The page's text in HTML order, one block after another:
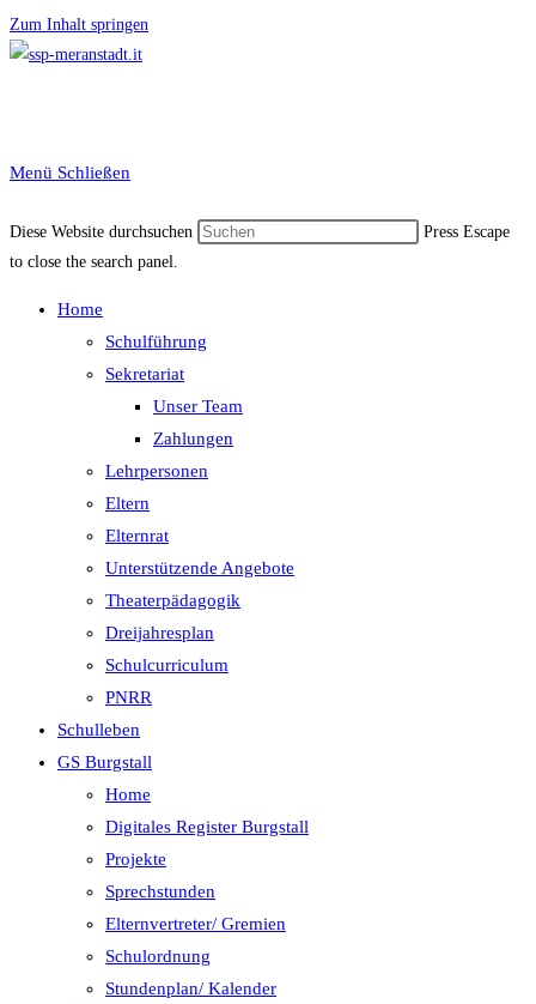
Zum Inhalt springen
Menü Schließen
Diese Website durchsuchen
Press Escape
to close the search panel.
Home
Schulführung
Sekretariat
Unser Team
Zahlungen
Lehrpersonen
Eltern
Elternrat
Unterstützende Angebote
Theaterpädagogik
Dreijahresplan
Schulcurriculum
PNRR
Schulleben
GS Burgstall
Home
Digitales Register Burgstall
Projekte
Sprechstunden
Elternvertreter/ Gremien
Schulordnung
Stundenplan/ Kalender